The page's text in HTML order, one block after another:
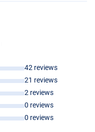
42 reviews
21 reviews
2 reviews
0 reviews
0 reviews